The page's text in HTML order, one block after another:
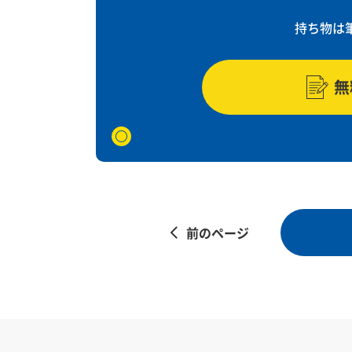
持ち物は
前のページ